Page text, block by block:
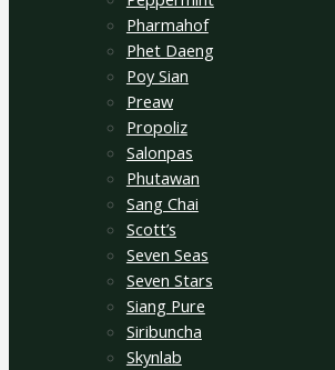
Pharmahof
Phet Daeng
Poy Sian
Preaw
Propoliz
Salonpas
Phutawan
Sang Chai
Scott’s
Seven Seas
Seven Stars
Siang Pure
Siribuncha
Skynlab